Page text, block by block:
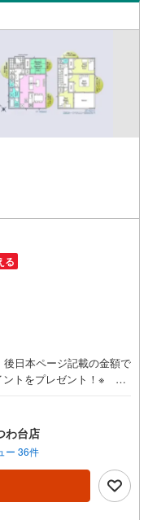
る
日本ページ記載の金額で
ントをプレゼント！※ 条
葉都市モノレール「千
利小・中学校徒歩10分圏
！お買い物もラクラク■
制震装置搭載の地震
るカウンターキッチン■小
寛ぎの和洋室■開放的なル
わ台店
ー 36件